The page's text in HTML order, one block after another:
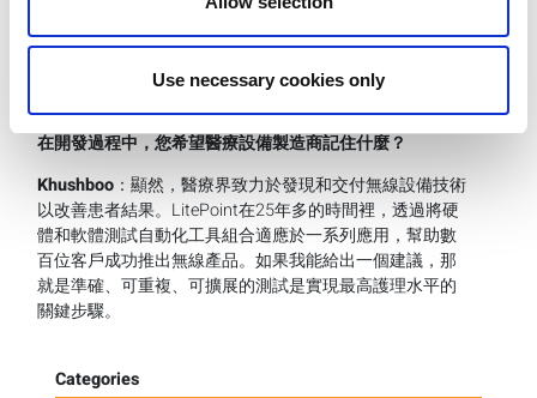
Use necessary cookies only
造商通過確定測試一台設備所需時間佔總資本設備成本的
百分比，以及同時測試多台設備所需時間，來降低成本並
在開發過程中，您希望醫療設備製造商記住什麼？
Khushboo ：顯然，醫療界致力於發現和交付無線設備技術
以改善患者結果。LitePoint在25年多的時間裡，透過將硬
體和軟體測試自動化工具組合適應於一系列應用，幫助數
百位客戶成功推出無線產品。如果我能給出一個建議，那
就是準確、可重複、可擴展的測試是實現最高護理水平的
關鍵步驟。
Categories